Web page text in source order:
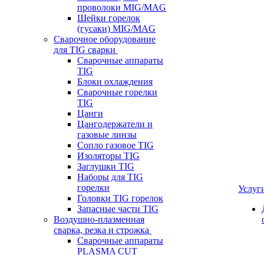
проволоки MIG/MAG
Шейки горелок
(гусаки) MIG/MAG
Сварочное оборудование
для TIG сварки
Сварочные аппараты
TIG
Блоки охлаждения
Сварочные горелки
TIG
Цанги
Цангодержатели и
газовые линзы
Сопло газовое TIG
Изоляторы TIG
Заглушки TIG
Наборы для TIG
горелки
Головки TIG горелок
Запасные части TIG
Воздушно-плазменная
сварка, резка и строжка
Сварочные аппараты
PLASMA CUT